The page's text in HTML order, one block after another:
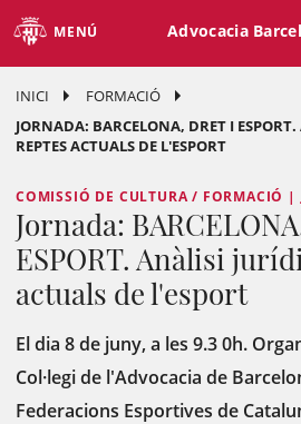
MENÚ Advocacia
INICI
FORMACIÓ
JORNADA: BARCELONA, DRET I
REPTES ACTUALS DE L'ESPORT
COMISSIÓ DE CULTURA / FORMACIÓ |
Jornada:
ESPORT. Anàlisi
actuals de l'esport
El dia 8 de juny, a les 9.3 0h.
Col·legi de l'Advocacia de
Federacions Esportives de